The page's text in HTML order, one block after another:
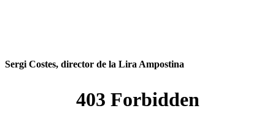
Sergi Costes, director de la Lira Ampostina